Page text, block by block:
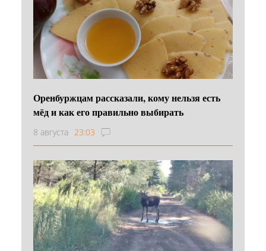
Оренбуржцам рассказали, кому нельзя есть
мёд и как его правильно выбирать
8 августа 23:03